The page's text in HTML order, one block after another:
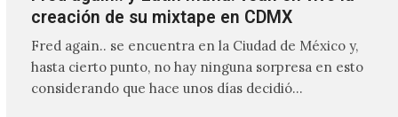
creación de su mixtape en CDMX
Fred again.. se encuentra en la Ciudad de México y,
hasta cierto punto, no hay ninguna sorpresa en esto
considerando que hace unos días decidió…